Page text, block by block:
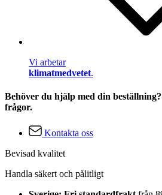
Vi arbetar
klimatmedvetet.
Behöver du hjälp med din
frågor.
Kontakta oss
Bevisad kvalitet
Handla säkert och pålitligt